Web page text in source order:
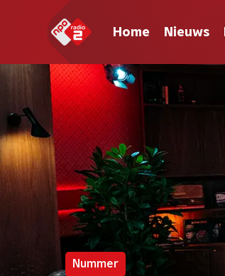
Home Nieuws
Nummer